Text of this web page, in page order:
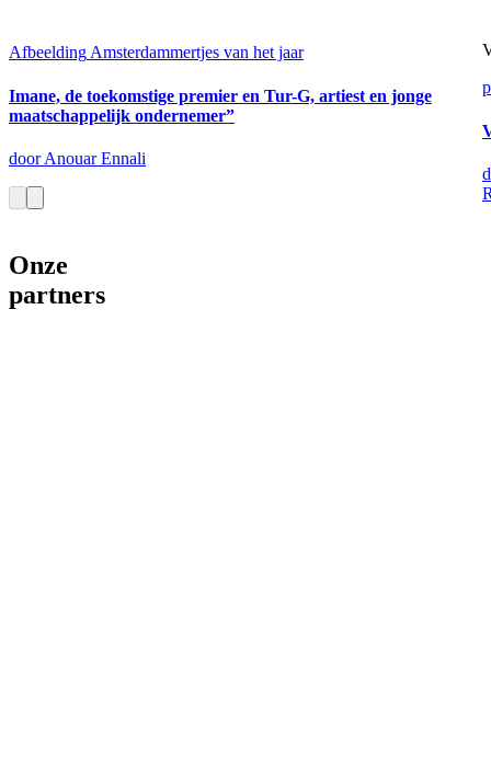
Afbeelding Amsterdammertjes van het jaar
Imane, de toekomstige premier en Tur-G, artiest en jonge
maatschappelijk ondernemer”
door Anouar Ennali
Onze
partners